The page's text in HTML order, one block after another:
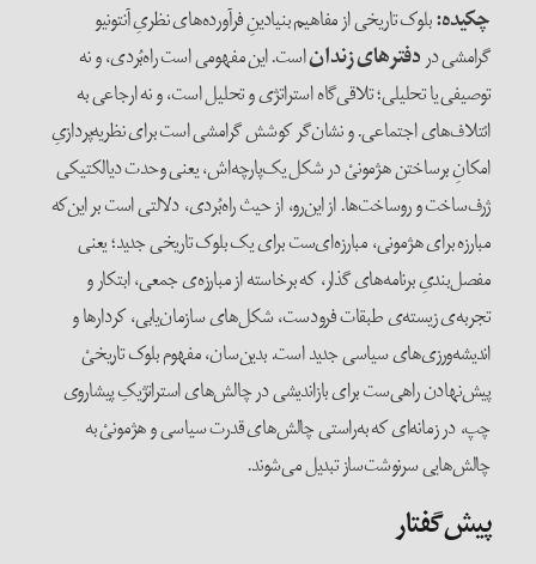
چکیده:بلوک تاریخی از مفاهیم بنیادینِ فرآورده‌های نظریِ آنتونیو
گرامشی دردفتر‌های زنداناست. این مفهومی است راه‌بُردی، و نه
توصیفی یا تحلیلی؛ تلاقی‌گاه استراتژی و تحلیل است، و نه ارجاعی به
ائتلاف‌های اجتماعی. و نشان‌گر کوشش گرامشی است برای نظریه‌پردازیِ
امکانِ برساختن هژمونیْ در شکل یک‌پارچه‌اش، یعنی وحدت دیالکتیکی
ژرف‌ساخت و روساخت‌ها. از این‌رو، از حیث راه‌بُردی، دلالتی است بر این‌که
مبارزه برای هژمونی، مبارزه‌ای‌ست برای یک بلوک تاریخی جدید؛ یعنی
مفصل‌بندیِ برنامه‌های گذار، که برخاسته از مبارزه‌ی جمعی، ابتکار و
تجربه‌ی زیسته‌ی طبقات فرودست، شکل‌های سازمان‌یابی، کردار‌ها و
اندیشه‌ورزی‌های سیاسی جدید است. بدین‌سان، مفهوم بلوک تاریخیْ
پیش‌نهادن راهی‌ست برای بازاندیشی در چالش‌های استراتژیکِ پیشاروی
چپ، در زمانه‌ای که به‌راستی چالش‌های قدرت سیاسی و هژمونیْ به
چالش‌هایی سرنوشت‌ساز تبدیل می‌شوند.
پیش‌گفتار